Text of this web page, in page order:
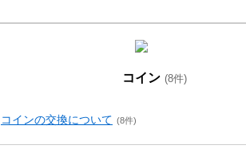
コイン (8件)
コインの交換について (8件)